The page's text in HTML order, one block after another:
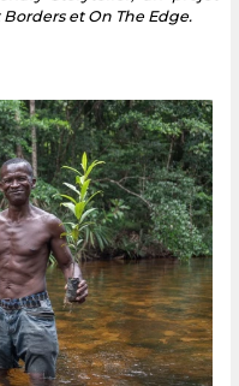
et On The Edge.